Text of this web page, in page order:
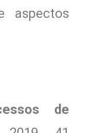
aspectos
de